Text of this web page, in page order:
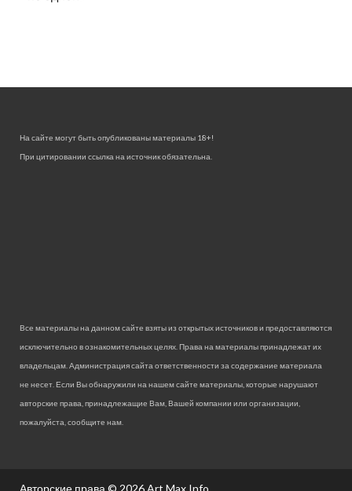
На сайте могут быть опубликованы материалы 18+!
При цитировании ссылка на источник обязательна.
Все материалы на данном сайте взяты из открытых источников и предоставляются
исключительно в ознакомительных целях. Права на материалы принадлежат их
владельцам. Администрация сайта ответственности за содержание материала
не несет. Если Вы обнаружили на нашем сайте материалы, которые нарушают
авторские права, принадлежащие Вам, Вашей компании или организации,
пожалуйста, сообщите нам.
Авторские права © 2026 Art Max Info.